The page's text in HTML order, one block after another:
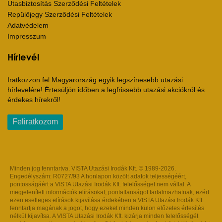
Utasbiztosítás Szerződési Feltételek
Repülőjegy Szerződési Feltételek
Adatvédelem
Impresszum
Hírlevél
Iratkozzon fel Magyarország egyik legszínesebb utazási
hírlevelére! Értesüljön időben a legfrissebb utazási akciókról és
érdekes hírekről!
Feliratkozom
Minden jog fenntartva. VISTA Utazási Irodák Kft. © 1989-2026.
Engedélyszám: R0727/93 A honlapon közölt adatok teljességéért,
pontosságáért a VISTA Utazási Irodák Kft. felelősséget nem vállal. A
megjelenített információk elírásokat, pontatlanságot tartalmazhatnak, ezért
ezen esetleges elírások kijavítása érdekében a VISTA Utazási Irodák Kft.
fenntartja magának a jogot, hogy ezeket minden külön előzetes értesítés
nélkül kijavítsa. A VISTA Utazási Irodák Kft. kizárja minden felelősségét